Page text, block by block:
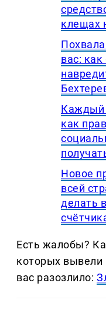
клещах
вас:
Каждый
как
Новое
всей
делать
Есть жалобы?
которых вывели
вас разозлило: